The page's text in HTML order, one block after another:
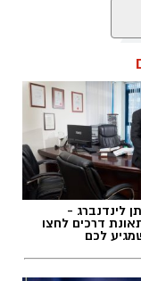
אשדוד
לינדנברג -
דרכים לחצו
לכם